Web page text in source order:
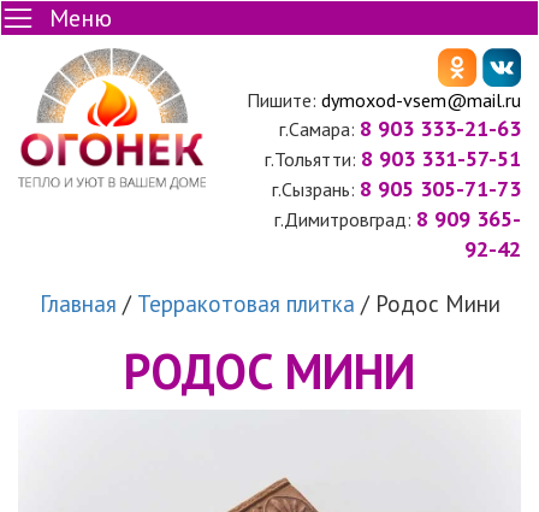
Меню
Пишите: dymoxod-vsem@mail.ru
г.Самара: 8 903 333-21-63
г.Тольятти: 8 903 331-57-51
г.Сызрань: 8 905 305-71-73
г.Димитровград: 8 909 365-
92-42
Главная / Терракотовая плитка / Родос Мини
РОДОС МИНИ